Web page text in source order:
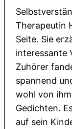
Therapeutin
Seite. Sie
interessante
Zuhörer
spannend
wohl von
Gedichten.
auf sein